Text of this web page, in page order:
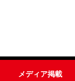
メディア掲載